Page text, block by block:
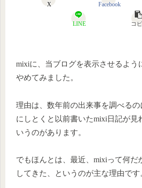
X Facebook
LINE コ
mixiに、当ブログを表示させるよう
やめてみました。
理由は、数年前の出来事を調べる
にしとくと以前書いたmixi日記が見
いうのがあります。
でもほんとは、最近、mixiって何だ
してきた、というのが主な理由です